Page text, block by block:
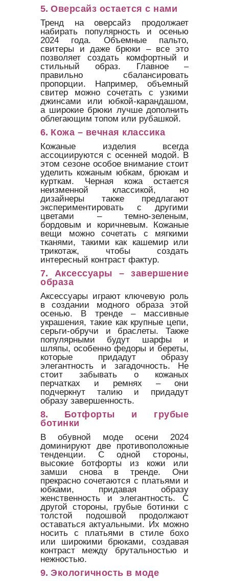
5. Оверсайз остается с нами
Тренд на оверсайз продолжает
набирать популярность и осенью
2024 года. Объемные пальто,
свитеры и даже брюки – все это
позволяет создать комфортный и
стильный образ. Главное –
правильно сбалансировать
пропорции. Например, объемный
свитер можно сочетать с узкими
джинсами или юбкой-карандашом,
а широкие брюки лучше дополнить
облегающим топом или рубашкой.
6. Кожа – вечная классика
Кожаные изделия всегда
ассоциируются с осенней модой. В
этом сезоне особое внимание стоит
уделить кожаным юбкам, брюкам и
курткам. Черная кожа остается
неизменной классикой, но
дизайнеры также предлагают
экспериментировать с другими
цветами – темно-зеленым,
бордовым и коричневым. Кожаные
вещи можно сочетать с мягкими
тканями, такими как кашемир или
трикотаж, чтобы создать
интересный контраст фактур.
7. Аксессуары – завершение
образа
Аксессуары играют ключевую роль
в создании модного образа этой
осенью. В тренде – массивные
украшения, такие как крупные цепи,
серьги-обручи и браслеты. Также
популярными будут шарфы и
шляпы, особенно федоры и береты,
которые придадут образу
элегантность и загадочность. Не
стоит забывать о кожаных
перчатках и ремнях – они
подчеркнут талию и придадут
образу завершенность.
8. Ботфорты и грубые
ботинки
В обувной моде осени 2024
доминируют две противоположные
тенденции. С одной стороны,
высокие ботфорты из кожи или
замши снова в тренде. Они
прекрасно сочетаются с платьями и
юбками, придавая образу
женственность и элегантность. С
другой стороны, грубые ботинки с
толстой подошвой продолжают
оставаться актуальными. Их можно
носить с платьями в стиле бохо
или широкими брюками, создавая
контраст между брутальностью и
нежностью.
9. Экологичность в моде